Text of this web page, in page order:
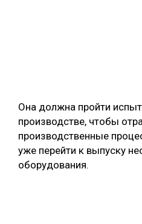
Она должна пройти
производстве, чтобы
производственные
уже перейти к выпуску
оборудования.